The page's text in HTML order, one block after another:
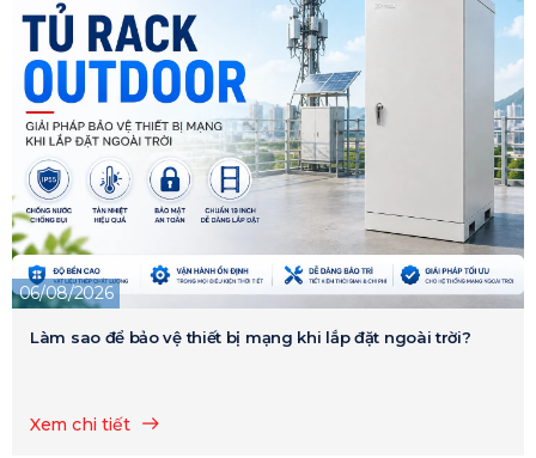
06/08/2026
Làm sao để bảo vệ thiết bị mạng khi lắp đặt ngoài trời?
Xem chi tiết